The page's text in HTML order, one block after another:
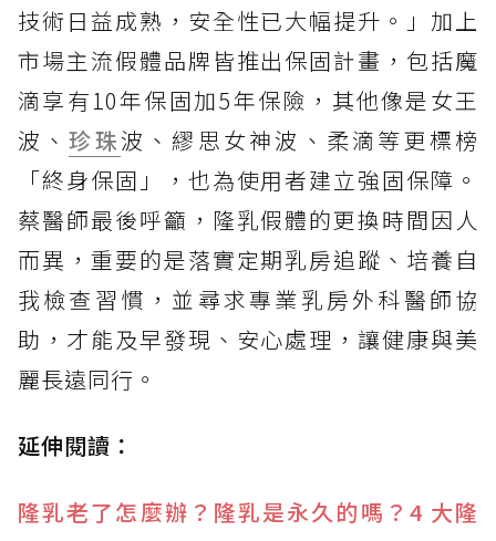
技術日益成熟，安全性已大幅提升。」加上
市場主流假體品牌皆推出保固計畫，包括魔
滴享有10年保固加5年保險，其他像是女王
波、珍珠波、繆思女神波、柔滴等更標榜
「終身保固」，也為使用者建立強固保障。
蔡醫師最後呼籲，隆乳假體的更換時間因人
而異，重要的是落實定期乳房追蹤、培養自
我檢查習慣，並尋求專業乳房外科醫師協
助，才能及早發現、安心處理，讓健康與美
麗長遠同行。
延伸閱讀：
隆乳老了怎麼辦？隆乳是永久的嗎？4 大隆